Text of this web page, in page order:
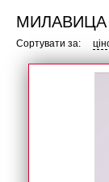
МИЛАВИЦА
Сортувати за: